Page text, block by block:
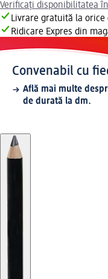
Verificați disponibilitatea
Livrare gratuită la orice
Ridicare Expres din
Convenabil cu
Află mai multe
de durată la dm.